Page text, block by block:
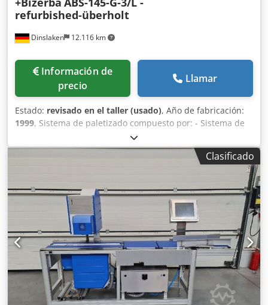
Dinslaken 12.116 km
refurbished-überholt
Información de
precio
Llamar
Estado: revisado en el taller (usado), Año de fabricación:
1999, Sistema de paletizado compuesto por: - Sistema de
apilamiento Knorr con pinza de agarre - Vibrador
automático Knorr con rodillo alisador - Báscula industrial
de conteo de hojas Bizerba ITS Sistema Knorr para la
papel se cuenta en la mesa vibratoria con la báscula de
papel Bizerba, se alinea en el vibrador y se alisa con el
rodillo alisador. El sistema de descarga Knorr agarra las
pilas de papel con la pinza de agarre y las paletiza con
precisión en la paleta. Dkjdpfxehfhtks Ab Ijr El sistema
también se puede utilizar como alternativa para aumentar
la eficiencia en comparación con un elevador de pilas,
para la descarga de su cortadora de alta velocidad, en
cuyo caso se coloca a la izquierda.
Clasificado